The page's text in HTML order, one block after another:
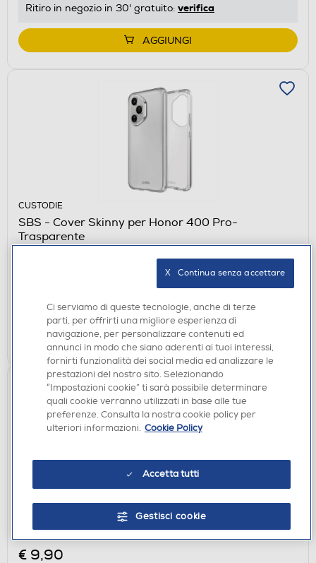
Ritiro in negozio in 30' gratuito: verifica
AGGIUNGI
CUSTODIE
SBS - Cover Skinny per Honor 400 Pro-
Trasparente
Ritiro in negozio in 30' gratuito:verifica
AGGIUNGI
CUSTODIE
SBS - Cover Skinny per Samsung Galaxy A27-
Trasparente
€ 9,90
Ci serviamo di queste tecnologie, anche di terze
parti, per offrirti una migliore esperienza di
navigazione, per personalizzare contenuti ed
annunci in modo che siano aderenti ai tuoi interessi,
fornirti funzionalità dei social media ed analizzare le
prestazioni del nostro sito. Selezionando
“Impostazioni cookie” ti sarà possibile determinare
quali cookie verranno utilizzati in base alle tue
preferenze. Consulta la nostra cookie policy per
ulteriori informazioni. Cookie Policy
Accetta tutti
Gestisci cookie
X   Continua senza accettare